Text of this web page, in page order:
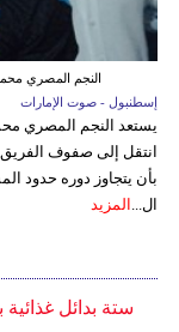
النجم المصري
إسطنبول - صوت الإمارات
يستعد النجم المصري
انتقل إلى صفوف الفريق
بأن يتجاوز دوره حدود
ال... المزيد
ستة بدائل